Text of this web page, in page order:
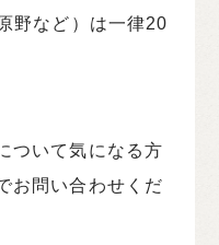
野など）は一律20
ついて気になる方
お問い合わせくだ